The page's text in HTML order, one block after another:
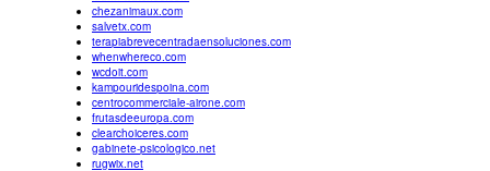
chezanimaux.com
salvetx.com
terapiabrevecentradaensoluciones.com
whenwhereco.com
wcdoit.com
kampouridespoina.com
centrocommerciale-airone.com
frutasdeeuropa.com
clearchoiceres.com
gabinete-psicologico.net
rugwix.net